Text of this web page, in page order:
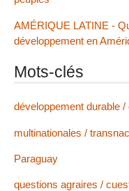
AMÉRIQUE LATINE -
développement en
Mots-clés
développement durable
multinationales /
Paraguay
questions agraires /